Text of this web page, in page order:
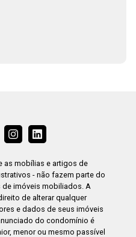
as mobílias e artigos de
- não fazem parte do
imóveis mobiliados. A
de alterar qualquer
e dados de seus imóveis
do condomínio é
menor ou mesmo passível